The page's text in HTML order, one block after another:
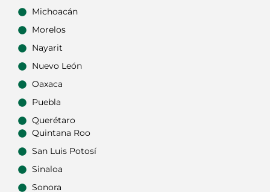
Michoacán
Morelos
Nayarit
Nuevo León
Oaxaca
Puebla
Querétaro
Quintana Roo
San Luis Potosí
Sinaloa
Sonora